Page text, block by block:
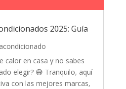
2025: Guía
calor en casa y no sabes
elegir? 😅 Tranquilo, aquí
con las mejores marcas,